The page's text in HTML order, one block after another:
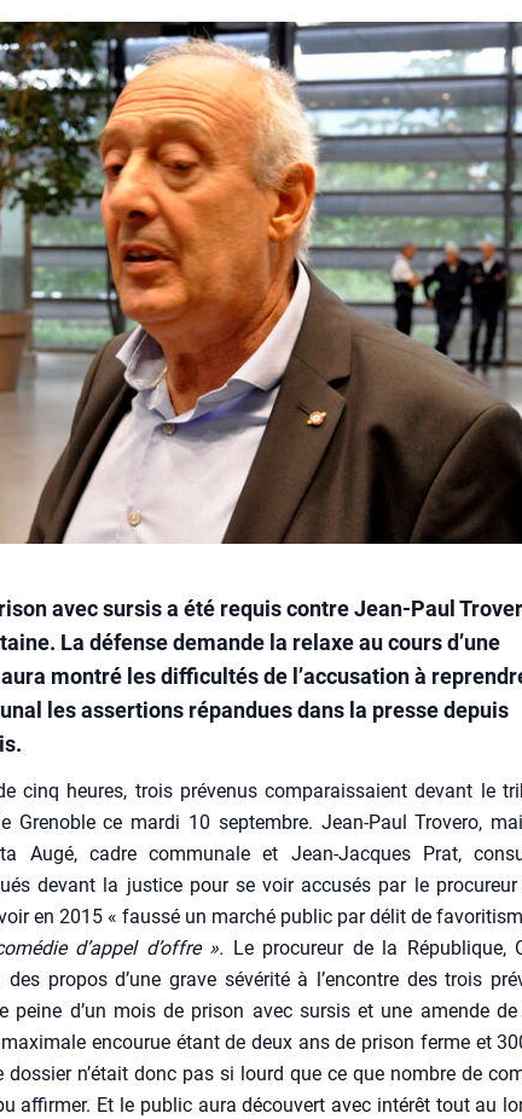
avec sursis a été requis contre Jean-Paul
La défense demande la relaxe au cours d’une
montré les difficultés de l’accusation à
les assertions répandues dans la presse depuis
cinq heures, trois pré­ve­nus com­pa­rais­saient devant le
Gre­noble ce mar­di 10 sep­tembre. Jean-Paul Tro­ve­ro,
Augé, cadre com­mu­nale et Jean-Jacques Prat,
devant la jus­tice pour se voir accu­sés par le
en 2015 « faus­sé un mar­ché public par délit de
d’appel d’offre ». Le pro­cu­reur de la Répu­blique,
des pro­pos d’une grave sévé­ri­té à l’encontre des trois
peine d’un mois de pri­son avec sur­sis et une amende de
encou­rue étant de deux ans de pri­son ferme et
dos­sier n’é­tait donc pas si lourd que ce que nombre de
affir­mer. Et le public aura décou­vert avec inté­rêt tout au